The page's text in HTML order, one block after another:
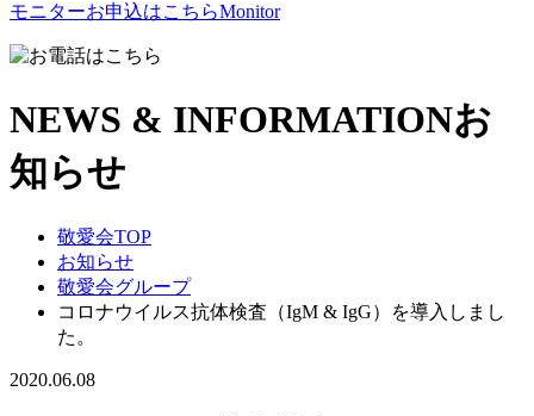
モニターお申込はこちらMonitor
NEWS & INFORMATIONお
知らせ
敬愛会TOP
お知らせ
敬愛会グループ
コロナウイルス抗体検査（IgM & IgG）を導入しまし
た。
2020.06.08